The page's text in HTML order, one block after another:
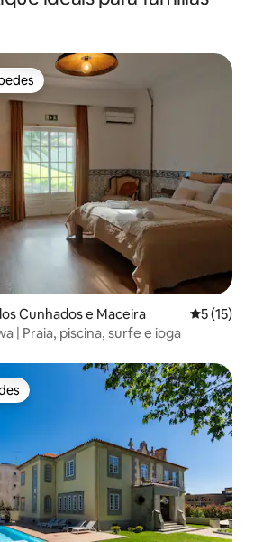
dos hóspedes
Cunhados e Maceira 5 de uma
5 (15)
| Praia, piscina, surfe e ioga